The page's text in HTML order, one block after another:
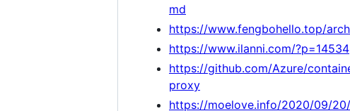
md
https://www.fengbohello.top/
https://www.ilanni.com/?p=14534
https://github.com/Azure/
proxy
https://moelove.info/2020/09/20/